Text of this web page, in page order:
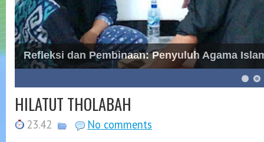
Refleksi dan Pembinaan: Penyuluh Agama
HILATUT THOLABAH
23.42 No comments